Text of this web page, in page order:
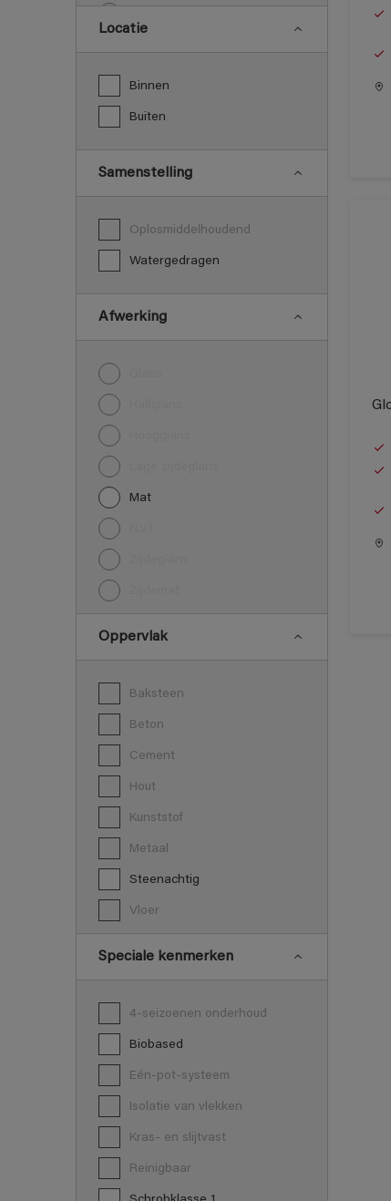
Locatie
Binnen
Buiten
Samenstelling
Oplosmiddelhoudend
Watergedragen
Afwerking
Mat
Oppervlak
Baksteen
Beton
Cement
Hout
Kunststof
Metaal
Steenachtig
Vloer
Speciale kenmerken
4-seizoenen onderhoud
Biobased
Eén-pot-systeem
Isolatie van vlekken
Kras- en slijtvast
Reinigbaar